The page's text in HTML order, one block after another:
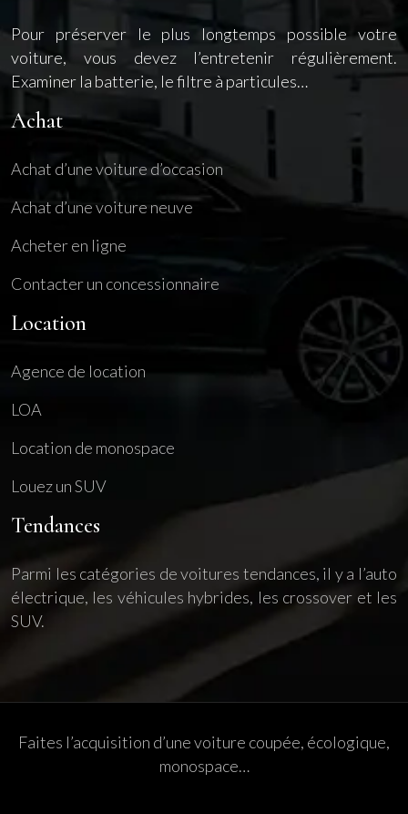
Pour préserver le plus longtemps possible votre
voiture, vous devez l’entretenir régulièrement.
Examiner la batterie, le filtre à particules…
Achat
Achat d’une voiture d’occasion
Achat d’une voiture neuve
Acheter en ligne
Contacter un concessionnaire
Location
Agence de location
LOA
Location de monospace
Louez un SUV
Tendances
Parmi les catégories de voitures tendances, il y a l’auto
électrique, les véhicules hybrides, les crossover et les
SUV.
Faites l’acquisition d’une voiture coupée, écologique,
monospace…